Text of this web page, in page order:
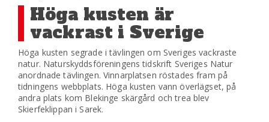
Höga kusten är
vackrast i Sverige
Höga kusten segrade i tävlingen om Sveriges vackraste
natur. Naturskyddsföreningens tidskrift Sveriges Natur
anordnade tävlingen. Vinnarplatsen röstades fram på
tidningens webbplats. Höga kusten vann överlägset, på
andra plats kom Blekinge skärgård och trea blev
Skierfeklippan i Sarek.